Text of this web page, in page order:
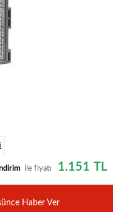
ile fiyatı 1.151 TL
Haber Ver